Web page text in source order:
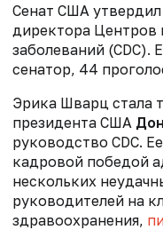
Сенат США
директора Центров
заболеваний (CDC).
сенатор, 44
Эрика Шварц стала
президента США
руководство CDC.
кадровой победой
нескольких
руководителей на
здравоохранения,